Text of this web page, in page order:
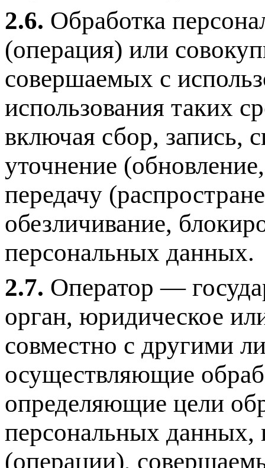
2.6. Обработка
(операция) или
совершаемых с
использования таких
включая сбор, запись,
уточнение
передачу
обезличивание,
персональных данных.
2.7. Оператор —
орган, юридическое
совместно с другими
осуществляющие
определяющие цели
персональных данных,
(операции),